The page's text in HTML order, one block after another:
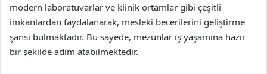
modern laboratuvarlar ve klinik ortamlar gibi çeşitli
imkanlardan faydalanarak, mesleki becerilerini geliştirme
şansı bulmaktadır. Bu sayede, mezunlar iş yaşamına hazır
bir şekilde adım atabilmektedir.